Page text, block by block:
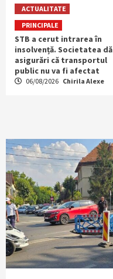
ACTUALITATE
PRINCIPALE
STB a cerut intrarea în
insolvență. Societatea dă
asigurări că transportul
public nu va fi afectat
06/08/2026 Chirila Alexe